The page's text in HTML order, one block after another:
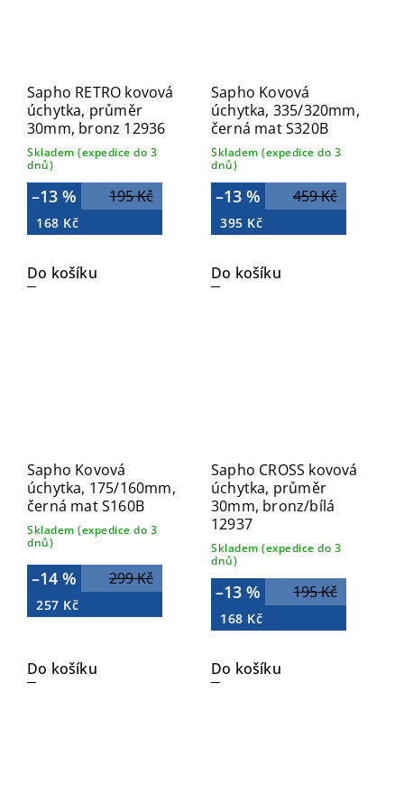
Sapho RETRO kovová
úchytka, průměr
30mm, bronz 12936
Skladem (expedice do 3
dnů)
195 Kč
–13 %
168 Kč
Do košíku
Sapho Kovová
úchytka, 335/320mm,
černá mat S320B
Skladem (expedice do 3
dnů)
459 Kč
–13 %
395 Kč
Do košíku
Sapho Kovová
úchytka, 175/160mm,
černá mat S160B
Skladem (expedice do 3
dnů)
299 Kč
–14 %
257 Kč
Do košíku
Sapho CROSS kovová
úchytka, průměr
30mm, bronz/bílá
12937
Skladem (expedice do 3
dnů)
195 Kč
–13 %
168 Kč
Do košíku